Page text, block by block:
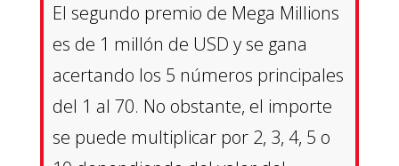
El segundo premio de Mega Millions
es de 1 millón de USD y se gana
acertando los 5 números principales
del 1 al 70. No obstante, el importe
se puede multiplicar por 2, 3, 4, 5 o